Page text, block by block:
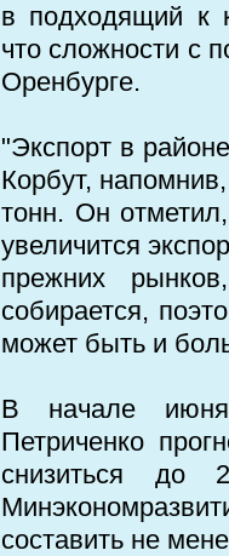
в подходящий к
что сложности с
Оренбурге.
"Экспорт в
Корбут,
тонн. Он отметил,
увеличится
прежних
собирается,
может быть и
В начале
Петриченко
снизиться до
составить не